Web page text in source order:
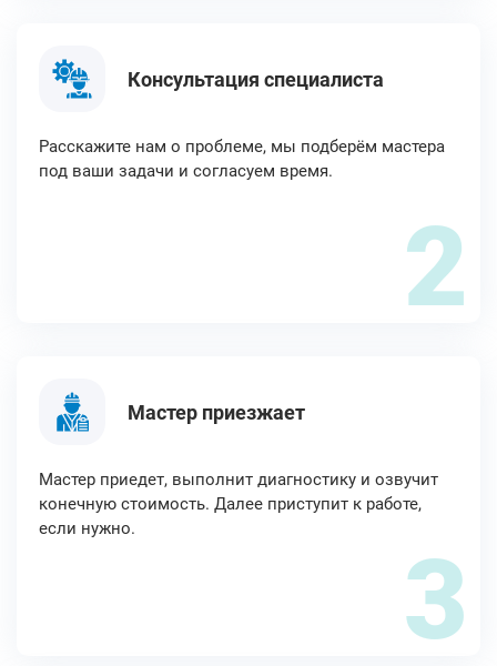
Консультация специалиста
Расскажите нам о проблеме, мы подберём мастера
под ваши задачи и согласуем время.
2
Мастер приезжает
Мастер приедет, выполнит диагностику и озвучит
конечную стоимость. Далее приступит к работе,
если нужно.
3